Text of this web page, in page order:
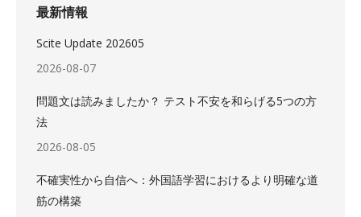
最新情報
Scite Update 202605
2026-08-07
問題文は読みましたか？ テスト不安を和らげる5つの方
法
2026-08-05
不確実性から自信へ：外国語学習におけるより明確な道
筋の構築